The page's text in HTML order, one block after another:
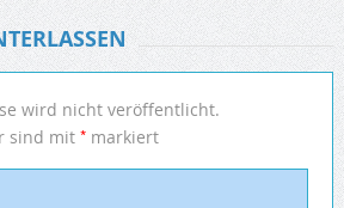
wird nicht veröffentlicht.
sind mit *markiert